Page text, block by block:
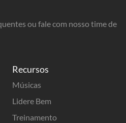
Recursos
Músicas
Lidere Bem
Treinamento
ou fale com nosso time de